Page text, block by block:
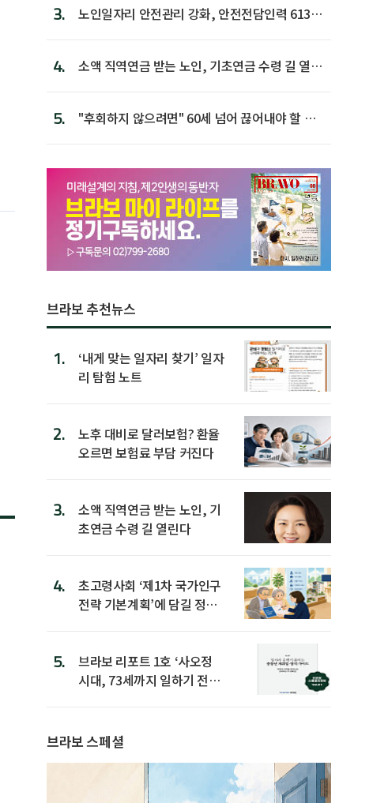
3.
노인일자리 안전관리 강화, 안전전담인력 613명
4.
소액 직역연금 받는 노인, 기초연금 수령 길 열린
5.
"후회하지 않으려면" 60세 넘어 끊어내야 할 사
브라보 추천뉴스
1.
‘내게 맞는 일자리 찾기’ 일자
리 탐험 노트
2.
노후 대비로 달러보험? 환율
오르면 보험료 부담 커진다
3.
소액 직역연금 받는 노인, 기
초연금 수령 길 열린다
4.
초고령사회 ‘제1차 국가인구
전략 기본계획’에 담길 정책
5.
브라보 리포트 1호 ‘사오정
시대, 73세까지 일하기 전략’
브라보 스페셜